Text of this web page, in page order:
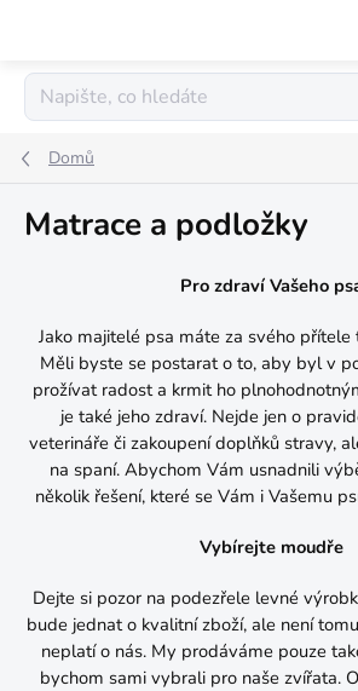
Domů
Matrace a podložky
Pro zdraví Vašeho
Jako majitelé psa máte za svého
Měli byste se postarat o to, aby byl v
prožívat radost a krmit ho
je také jeho zdraví. Nejde jen o
veterináře či zakoupení doplňků stravy,
na spaní. Abychom Vám usnadnili
několik řešení, které se Vám i Vašemu
Vybírejte moudře
Dejte si pozor na podezřele levné
bude jednat o kvalitní zboží, ale není
neplatí o nás. My prodáváme pouze
bychom sami vybrali pro naše zvířata.